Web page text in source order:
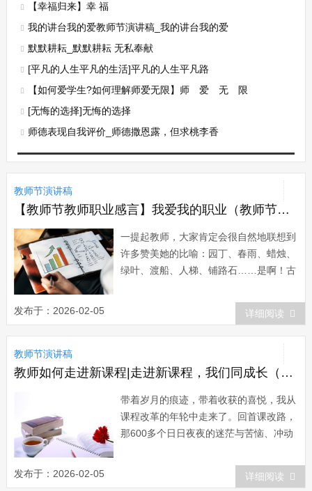
【幸福归来】幸 福
我的讲台我的爱教师节演讲稿_我的讲台我的爱
默默耕耘_默默耕耘 无私奉献
[平凡的人生平凡的生活]平凡的人生平凡路
【如何爱学生?如何理解师爱无限】师 爱 无 限
[无悔的选择]无悔的选择
师德表现自我评价_师德撒恩露，但求桃李香
教师节演讲稿
【教师节教师职业感言】我爱我的职业（教师节演讲稿）
一提起教师，大家肯定会很自然地联想到
许多赞美她的比喻：园丁、春雨、蜡烛、
绿叶、渡船、人梯、铺路石……是啊！古
个不是出自教师的熏陶；理论、学说、发
明、创造，哪一件不包含着教师的辛劳？
他们身在三尺讲台，心怀莘莘学子，为人
流；“春蚕到死丝方...
发布于：2026-02-05 详细阅读
教师节演讲稿
教师如何走进新课程|走进新课程，我们同成长（教师节演讲）
带着岁月的痕迹，带着收获的喜悦，我从
课程改革的年轮中走来了。回首课改路，
那600多个日日夜夜的迷茫与苦恼、冲动
新一轮课程改革实验的潮头涌来时，我有
幸成了学校的第一批弄潮儿。回想两年
发布于：2026-02-05 详细阅读